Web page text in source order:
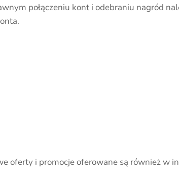
połączeniu kont i odebraniu nagród
oferty i promocje oferowane są również w